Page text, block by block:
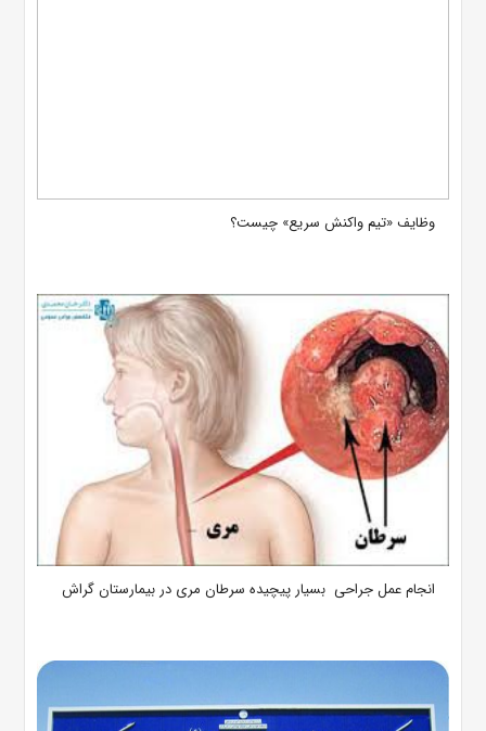
وظایف «تیم واکنش سریع» چیست؟
انجام عمل جراحی بسیار پیچیده سرطان مری در بیمارستان گراش